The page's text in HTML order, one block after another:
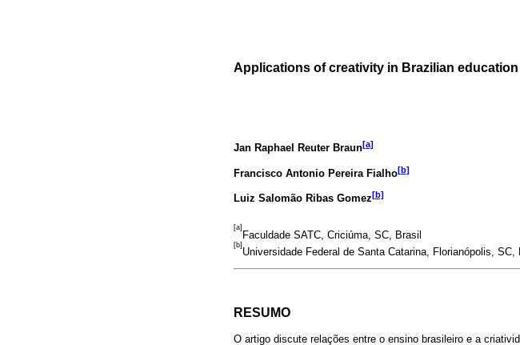
Applications of creativity in Brazilian education
Jan Raphael Reuter Braun[a]
Francisco Antonio Pereira Fialho[b]
Luiz Salomão Ribas Gomez[b]
[a]
Faculdade SATC, Criciúma, SC, Brasil
[b]
Universidade Federal de Santa Catarina, Florianópolis, SC,
RESUMO
O artigo discute relações entre o ensino brasileiro e a